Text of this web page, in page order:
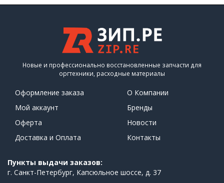
Новые и профессионально восстановленные запчасти для
оргтехники, расходные материалы
Оформление заказа
Мой аккаунт
Оферта
Доставка и Оплата
О Компании
Бренды
Новости
Контакты
Пункты выдачи заказов:
г. Санкт-Петербург, Капсюльное шоссе, д. 37